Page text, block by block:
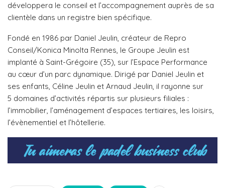
développera le conseil et l’accompagnement auprès de sa
clientèle dans un registre bien spécifique.
Fondé en 1986 par Daniel Jeulin, créateur de Repro
Conseil/Konica Minolta Rennes, le Groupe Jeulin est
implanté à Saint-Grégoire (35), sur l’Espace Performance
au cœur d’un parc dynamique. Dirigé par Daniel Jeulin et
ses enfants, Céline Jeulin et Arnaud Jeulin, il rayonne sur
5 domaines d’activités répartis sur plusieurs filiales :
l’immobilier, l’aménagement d’espaces tertiaires, les loisirs,
l’évènementiel et l’hôtellerie.